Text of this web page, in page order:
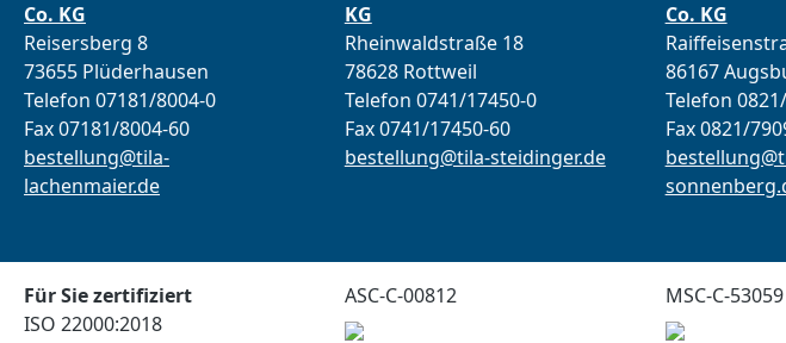
Co. KG
Reisersberg 8
73655 Plüderhausen
Telefon 07181/8004-0
Fax 07181/8004-60
bestellung@tila-
lachenmaier.de
KG
Rheinwaldstraße 18
78628 Rottweil
Telefon 0741/17450-0
Fax 0741/17450-60
bestellung@tila-steidinger.de
Co. KG
86167
Telefon
Fax 0821/
Für Sie zertifiziert
ISO 22000:2018
ASC-C-00812 MSC-C-53059